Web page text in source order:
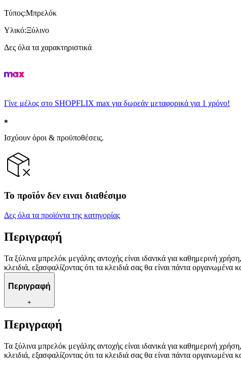
Τύπος:Μπρελόκ
Υλικό:Ξύλινο
Δες όλα τα χαρακτηριστικά
Γίνε μέλος στο SHOPFLIX max για δωρεάν μεταφορικά για 1 χρόνο!
Ισχύουν όροι & προϋποθέσεις.
Το προϊόν δεν ειναι διαθέσιμο
Δες όλα τα προϊόντα της κατηγορίας
Περιγραφή
Τα ξύλινα μπρελόκ μεγάλης αντοχής είναι ιδανικά για καθημερινή
κλειδιά, εξασφαλίζοντας ότι τα κλειδιά σας θα είναι πάντα
Περιγραφή
+
Περιγραφή
Τα ξύλινα μπρελόκ μεγάλης αντοχής είναι ιδανικά για καθημερινή
κλειδιά, εξασφαλίζοντας ότι τα κλειδιά σας θα είναι πάντα